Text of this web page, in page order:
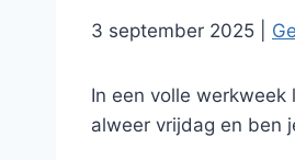
3 september 2025
In een volle
alweer vrijdag en ben